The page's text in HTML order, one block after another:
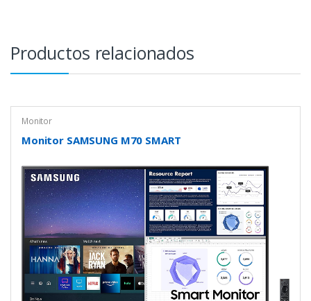
Productos relacionados
Monitor
Monitor SAMSUNG M70 SMART